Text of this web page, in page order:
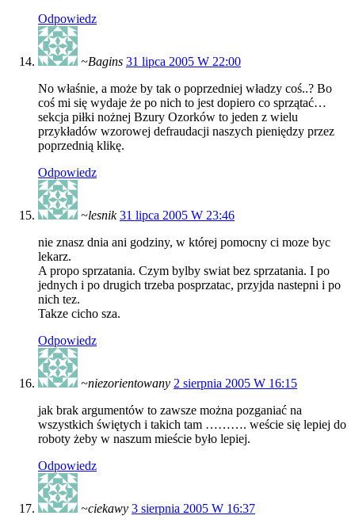
Odpowiedz
~Bagins 31 lipca 2005 W 22:00
No właśnie, a może by tak o poprzedniej władzy coś..? Bo
coś mi się wydaje że po nich to jest dopiero co sprzątać…
sekcja piłki nożnej Bzury Ozorków to jeden z wielu
przykładów wzorowej defraudacji naszych pieniędzy przez
poprzednią klikę.
Odpowiedz
~lesnik 31 lipca 2005 W 23:46
nie znasz dnia ani godziny, w której pomocny ci moze byc
lekarz.
A propo sprzatania. Czym bylby swiat bez sprzatania. I po
jednych i po drugich trzeba posprzatac, przyjda nastepni i po
nich tez.
Takze cicho sza.
Odpowiedz
~niezorientowany 2 sierpnia 2005 W 16:15
jak brak argumentów to zawsze można pozganiać na
wszystkich świętych i takich tam ………. weście się lepiej do
roboty żeby w naszum mieście było lepiej.
Odpowiedz
~ciekawy 3 sierpnia 2005 W 16:37